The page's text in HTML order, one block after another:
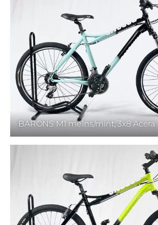
BARONS M1 melns/mint, 3x8 Acera